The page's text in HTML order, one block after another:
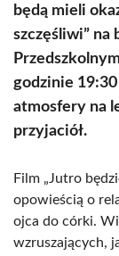
będą mieli
szczęśliwi” na
godzinie
atmosfery na
przyjaciół.
Film „Jutro
opowieścią o
ojca do córki.
wzruszających,